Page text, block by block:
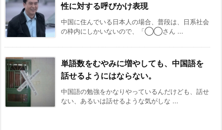
性に対する呼びかけ表現
中国に住んでいる日本人の場合、普段は、日系社会
の枠内にしかいないので、「◯◯さん ...
単語数をむやみに増やしても、中国語を
話せるようにはならない。
中国語の勉強をかなりやっているんだけども、話せ
ない、あるいは話せるような気がしな ...